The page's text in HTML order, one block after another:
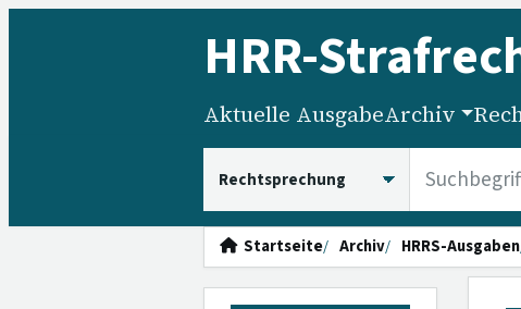
HRR-
Aktuelle AusgabeArchiv
Startseite Archiv HRRS-Ausgaben